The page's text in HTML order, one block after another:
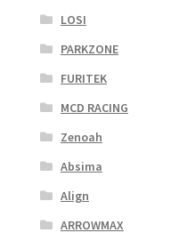
LOSI
PARKZONE
FURITEK
MCD RACING
Zenoah
Absima
Align
ARROWMAX